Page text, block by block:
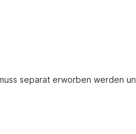
separat erworben werden